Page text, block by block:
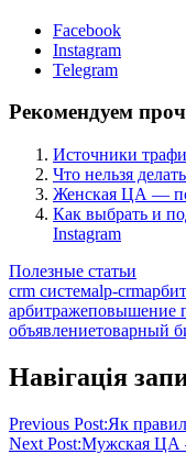
Facebook
Instagram
Telegram
Рекомендуем
Источники
Что нельзя
Женская ЦА —
Как выбрать и
Instagram
Полезные статьи
crm системаlp-crm
арбитражеповышение
объявлениетоварный
Навігація
Previous Post:Як
Next Post:Мужская ЦА